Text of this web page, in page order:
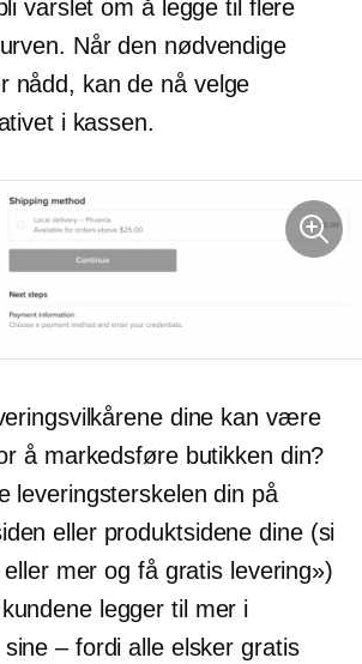
varslet om å legge til flere
Når den nødvendige
nådd, kan de nå velge
i kassen.
dine kan være
å markedsføre butikken din?
leveringsterskelen din på
eller produktsidene dine (si
mer og få gratis levering»)
legger til mer i
sine – fordi alle elsker gratis